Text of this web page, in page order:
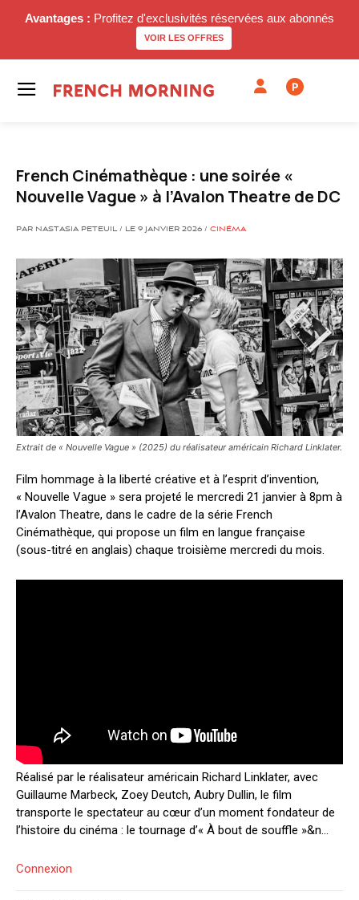
Avantages : Profitez d'exclusivités réservées aux abonnés
VOIR LES OFFRES
P
French Cinémathèque : une soirée «
Nouvelle Vague » à l’Avalon Theatre de DC
PAR NASTASIA PETEUIL / LE 9 JANVIER 2026 / CINÉMA
Extrait de « Nouvelle Vague » (2025) du réalisateur américain Richard Linklater.
Film hommage à la liberté créative et à l’esprit d’invention,
« Nouvelle Vague » sera projeté le mercredi 21 janvier à 8pm à
l’Avalon Theatre, dans le cadre de la série French
Cinémathèque, qui propose un film en langue française
(sous-titré en anglais) chaque troisième mercredi du mois.
Réalisé par le réalisateur américain Richard Linklater, avec
Guillaume Marbeck, Zoey Deutch, Aubry Dullin, le film
transporte le spectateur au cœur d’un moment fondateur de
l’histoire du cinéma : le tournage d’« À bout de souffle »&n...
Connexion